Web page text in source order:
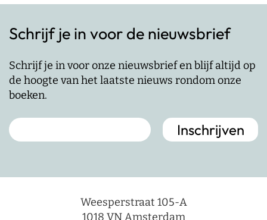
Schrijf je in voor de nieuwsbrief
Schrijf je in voor onze nieuwsbrief en blijf altijd op
de hoogte van het laatste nieuws rondom onze
boeken.
Weesperstraat 105-A
1018 VN Amsterdam